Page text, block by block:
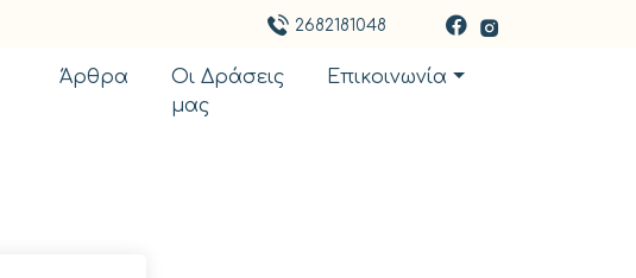
2682181048
Άρθρα
Οι Δράσεις
μας
Επικοινωνία